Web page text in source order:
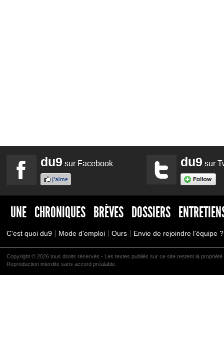
du9 sur Facebook du9 sur
UNE CHRONIQUES BRÈVES DOSSIERS
C'est quoi du9 Mode d'emploi Ours Envie de rejoindre l'équipe ?
Copyright © 2026 tous droits réservés - Les textes publiés sur ce site restent la
Reproduction interdite sans accord préalable.